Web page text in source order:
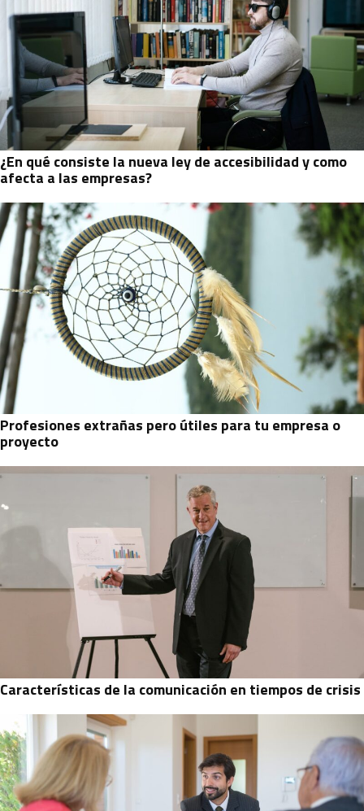
¿En qué consiste la nueva ley de accesibilidad y como
afecta a las empresas?
Profesiones extrañas pero útiles para tu empresa o
proyecto
Características de la comunicación en tiempos de crisis